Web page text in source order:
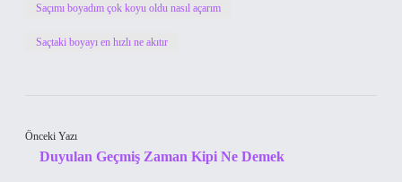
Saçımı boyadım çok koyu oldu nasıl açarım
Saçtaki boyayı en hızlı ne akıtır
Önceki Yazı
Duyulan Geçmiş Zaman Kipi Ne Demek